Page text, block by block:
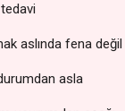
aslında fena değil
asla